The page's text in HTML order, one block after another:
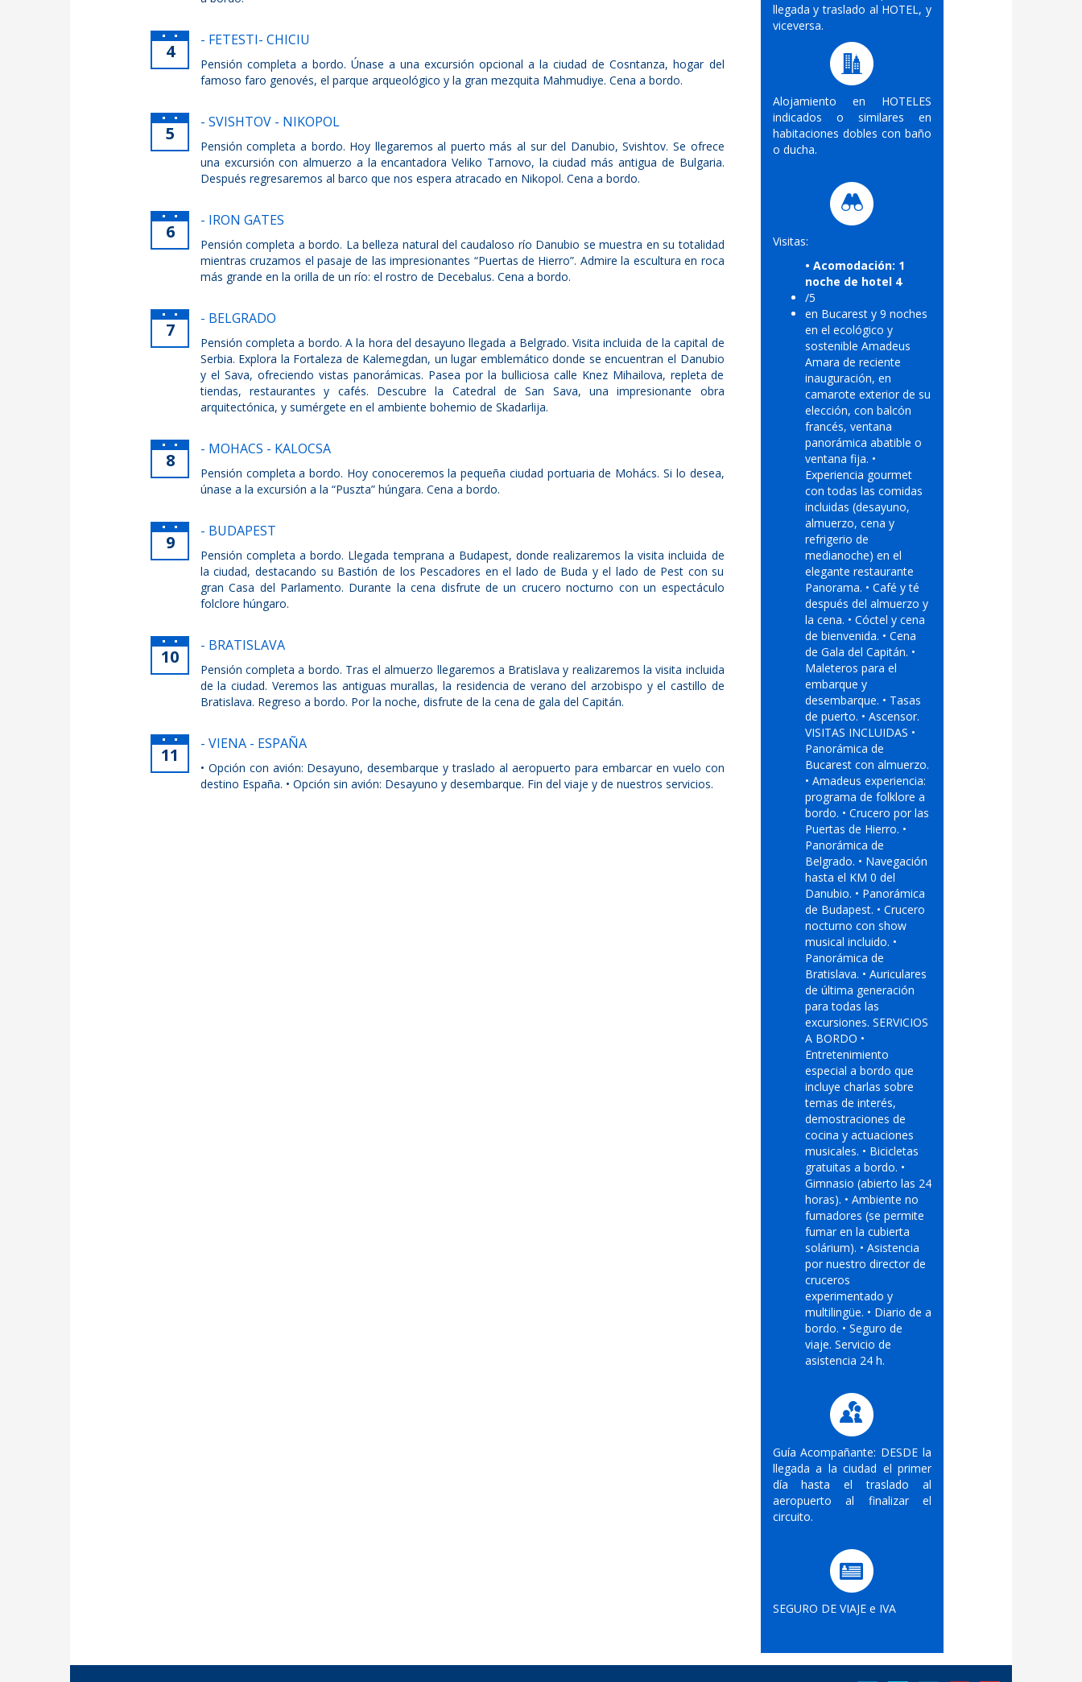
4
- FETESTI- CHICIU
Pensión completa a bordo. Únase a una excursión opcional a la ciudad de Cosntanza, hogar del
famoso faro genovés, el parque arqueológico y la gran mezquita Mahmudiye. Cena a bordo.
5
- SVISHTOV - NIKOPOL
Pensión completa a bordo. Hoy llegaremos al puerto más al sur del Danubio, Svishtov. Se ofrece
una excursión con almuerzo a la encantadora Veliko Tarnovo, la ciudad más antigua de Bulgaria.
Después regresaremos al barco que nos espera atracado en Nikopol. Cena a bordo.
6
- IRON GATES
Pensión completa a bordo. La belleza natural del caudaloso río Danubio se muestra en su totalidad
mientras cruzamos el pasaje de las impresionantes “Puertas de Hierro”. Admire la escultura en roca
más grande en la orilla de un río: el rostro de Decebalus. Cena a bordo.
7
- BELGRADO
Pensión completa a bordo. A la hora del desayuno llegada a Belgrado. Visita incluida de la capital de
Serbia. Explora la Fortaleza de Kalemegdan, un lugar emblemático donde se encuentran el Danubio
y el Sava, ofreciendo vistas panorámicas. Pasea por la bulliciosa calle Knez Mihailova, repleta de
tiendas, restaurantes y cafés. Descubre la Catedral de San Sava, una impresionante obra
arquitectónica, y sumérgete en el ambiente bohemio de Skadarlija.
8
- MOHACS - KALOCSA
Pensión completa a bordo. Hoy conoceremos la pequeña ciudad portuaria de Mohács. Si lo desea,
únase a la excursión a la “Puszta” húngara. Cena a bordo.
9
- BUDAPEST
Pensión completa a bordo. Llegada temprana a Budapest, donde realizaremos la visita incluida de
la ciudad, destacando su Bastión de los Pescadores en el lado de Buda y el lado de Pest con su
gran Casa del Parlamento. Durante la cena disfrute de un crucero nocturno con un espectáculo
folclore húngaro.
10
- BRATISLAVA
Pensión completa a bordo. Tras el almuerzo llegaremos a Bratislava y realizaremos la visita incluida
de la ciudad. Veremos las antiguas murallas, la residencia de verano del arzobispo y el castillo de
Bratislava. Regreso a bordo. Por la noche, disfrute de la cena de gala del Capitán.
11
- VIENA - ESPAÑA
• Opción con avión: Desayuno, desembarque y traslado al aeropuerto para embarcar en vuelo con
destino España. • Opción sin avión: Desayuno y desembarque. Fin del viaje y de nuestros servicios.
llegada y traslado al HOTEL, y
viceversa.
Alojamiento en HOTELES
indicados o similares en
habitaciones dobles con baño
o ducha.
Visitas:
• Acomodación: 1
noche de hotel 4
/5
en Bucarest y 9 noches
en el ecológico y
sostenible Amadeus
Amara de reciente
inauguración, en
camarote exterior de su
elección, con balcón
francés, ventana
panorámica abatible o
ventana fija. •
Experiencia gourmet
con todas las comidas
incluidas (desayuno,
almuerzo, cena y
refrigerio de
medianoche) en el
elegante restaurante
Panorama. • Café y té
después del almuerzo y
la cena. • Cóctel y cena
de bienvenida. • Cena
de Gala del Capitán. •
Maleteros para el
embarque y
desembarque. • Tasas
de puerto. • Ascensor.
VISITAS INCLUIDAS •
Panorámica de
Bucarest con almuerzo.
• Amadeus experiencia:
programa de folklore a
bordo. • Crucero por las
Puertas de Hierro. •
Panorámica de
Belgrado. • Navegación
hasta el KM 0 del
Danubio. • Panorámica
de Budapest. • Crucero
nocturno con show
musical incluido. •
Panorámica de
Bratislava. • Auriculares
de última generación
para todas las
excursiones. SERVICIOS
A BORDO •
Entretenimiento
especial a bordo que
incluye charlas sobre
temas de interés,
demostraciones de
cocina y actuaciones
musicales. • Bicicletas
gratuitas a bordo. •
Gimnasio (abierto las 24
horas). • Ambiente no
fumadores (se permite
fumar en la cubierta
solárium). • Asistencia
por nuestro director de
cruceros
experimentado y
multilingüe. • Diario de a
bordo. • Seguro de
viaje. Servicio de
asistencia 24 h.
Guía Acompañante: DESDE la
llegada a la ciudad el primer
día hasta el traslado al
aeropuerto al finalizar el
circuito.
SEGURO DE VIAJE e IVA